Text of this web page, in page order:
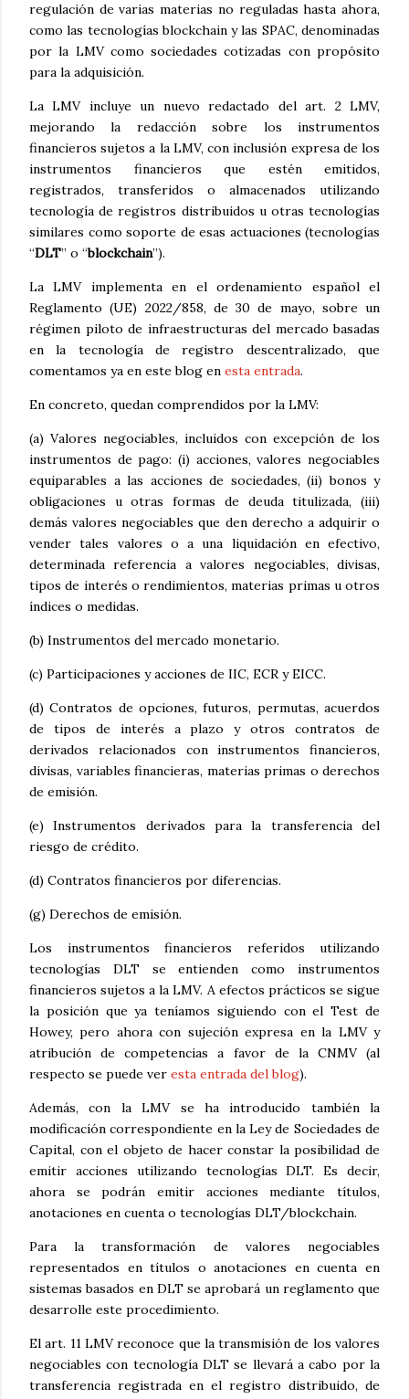
regulación de varias materias no reguladas hasta ahora,
como las tecnologías blockchain y las SPAC, denominadas
por la LMV como sociedades cotizadas con propósito
para la adquisición.
La LMV incluye un nuevo redactado del art. 2 LMV,
mejorando la redacción sobre los instrumentos
financieros sujetos a la LMV, con inclusión expresa de los
instrumentos financieros que estén emitidos,
registrados, transferidos o almacenados utilizando
tecnología de registros distribuidos u otras tecnologías
similares como soporte de esas actuaciones (tecnologías
“DLT” o “blockchain”).
La LMV implementa en el ordenamiento español el
Reglamento (UE) 2022/858, de 30 de mayo, sobre un
régimen piloto de infraestructuras del mercado basadas
en la tecnología de registro descentralizado, que
comentamos ya en este blog en esta entrada.
En concreto, quedan comprendidos por la LMV:
(a) Valores negociables, incluidos con excepción de los
instrumentos de pago: (i) acciones, valores negociables
equiparables a las acciones de sociedades, (ii) bonos y
obligaciones u otras formas de deuda titulizada, (iii)
demás valores negociables que den derecho a adquirir o
vender tales valores o a una liquidación en efectivo,
determinada referencia a valores negociables, divisas,
tipos de interés o rendimientos, materias primas u otros
índices o medidas.
(b) Instrumentos del mercado monetario.
(c) Participaciones y acciones de IIC, ECR y EICC.
(d) Contratos de opciones, futuros, permutas, acuerdos
de tipos de interés a plazo y otros contratos de
derivados relacionados con instrumentos financieros,
divisas, variables financieras, materias primas o derechos
de emisión.
(e) Instrumentos derivados para la transferencia del
riesgo de crédito.
(d) Contratos financieros por diferencias.
(g) Derechos de emisión.
Los instrumentos financieros referidos utilizando
tecnologías DLT se entienden como instrumentos
financieros sujetos a la LMV. A efectos prácticos se sigue
la posición que ya teníamos siguiendo con el Test de
Howey, pero ahora con sujeción expresa en la LMV y
atribución de competencias a favor de la CNMV (al
respecto se puede ver esta entrada del blog).
Además, con la LMV se ha introducido también la
modificación correspondiente en la Ley de Sociedades de
Capital, con el objeto de hacer constar la posibilidad de
emitir acciones utilizando tecnologías DLT. Es decir,
ahora se podrán emitir acciones mediante títulos,
anotaciones en cuenta o tecnologías DLT/blockchain.
Para la transformación de valores negociables
representados en títulos o anotaciones en cuenta en
sistemas basados en DLT se aprobará un reglamento que
desarrolle este procedimiento.
El art. 11 LMV reconoce que la transmisión de los valores
negociables con tecnología DLT se llevará a cabo por la
transferencia registrada en el registro distribuido, de